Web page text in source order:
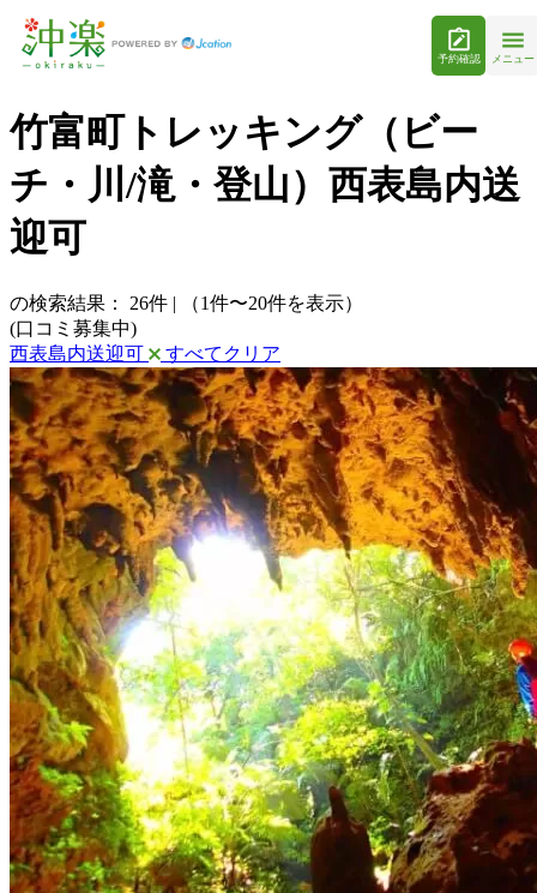
予約確認 メニュー
竹富町トレッキング（ビー
チ・川/滝・登山）西表島内送
迎可
の検索結果： 26件 |
（1件〜20件を表示）
(口コミ募集中)
西表島内送迎可
すべてクリア